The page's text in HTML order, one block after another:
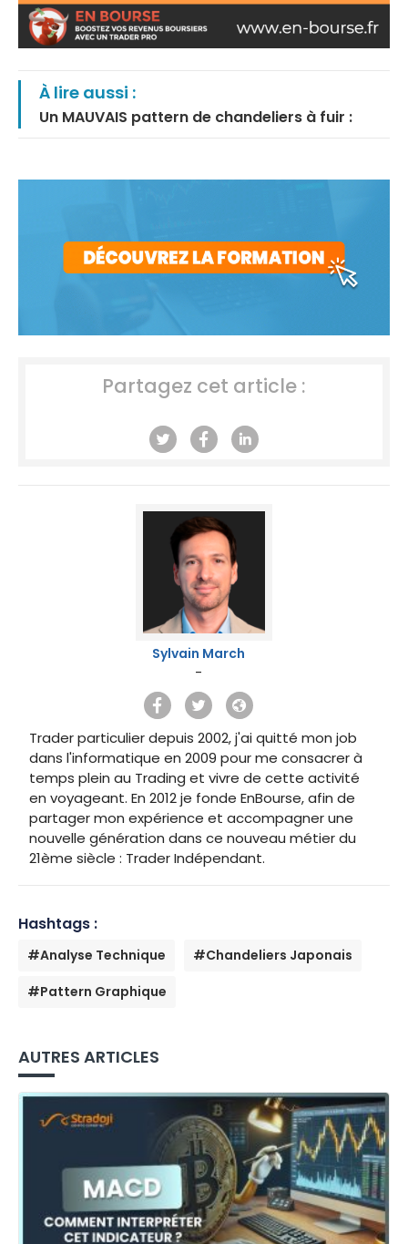
À lire aussi :
Un MAUVAIS pattern de chandeliers à fuir :
Partagez cet article :
Sylvain March
-
Trader particulier depuis 2002, j'ai quitté mon job
dans l'informatique en 2009 pour me consacrer à
temps plein au Trading et vivre de cette activité
en voyageant. En 2012 je fonde EnBourse, afin de
partager mon expérience et accompagner une
nouvelle génération dans ce nouveau métier du
21ème siècle : Trader Indépendant.
Hashtags :
#Analyse Technique
#Chandeliers Japonais
#Pattern Graphique
AUTRES ARTICLES